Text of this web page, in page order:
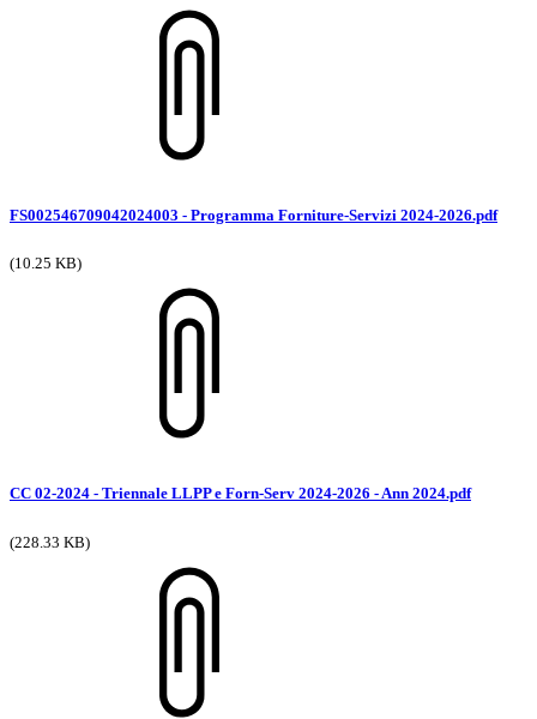
FS002546709042024003 - Programma Forniture-Servizi 2024-2026.pdf
(10.25 KB)
CC 02-2024 - Triennale LLPP e Forn-Serv 2024-2026 - Ann 2024.pdf
(228.33 KB)